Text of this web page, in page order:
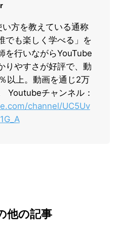
方を教えている通称
でも楽しく学べる」を
を行いながらYouTube
りやすさが好評で、動
以上。動画を通じ2万
Youtubeチャンネル：
channel/UC5Uv
他の記事